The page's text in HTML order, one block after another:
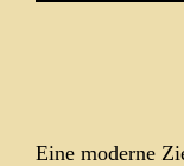
Eine moderne